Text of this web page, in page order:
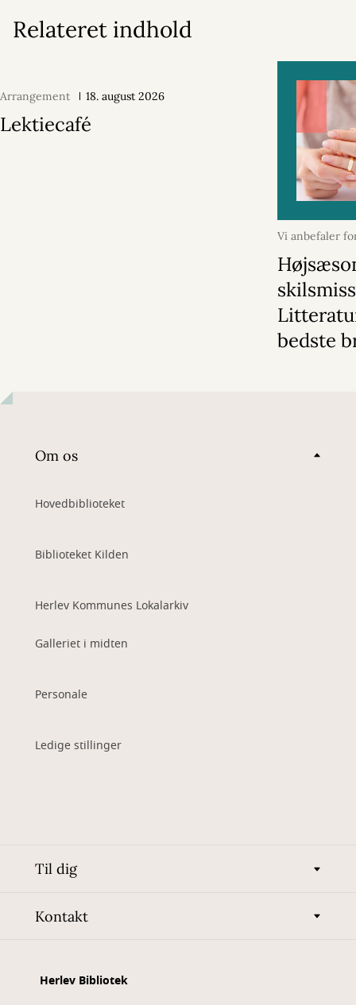
Relateret indhold
Arrangement 18. august 2026
Lektiecafé
Vi anbefaler
august 2026
bedste
Om os
Hovedbiblioteket
Biblioteket Kilden
Herlev Kommunes Lokalarkiv
Galleriet i midten
Personale
Ledige stillinger
Til dig
Kontakt
Herlev Bibliotek